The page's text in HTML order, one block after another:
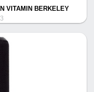
VITAMIN BERKELEY